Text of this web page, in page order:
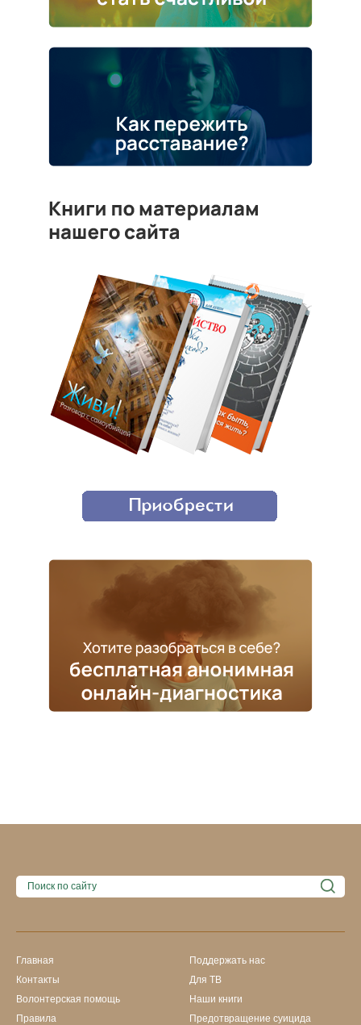
Главная
Контакты
Волонтерская помощь
Правила
Поддержать нас
Для ТВ
Наши книги
Предотвращение суицида